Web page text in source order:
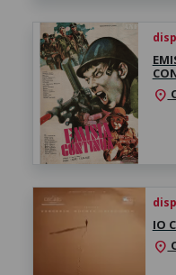
location_on
IO
location_on